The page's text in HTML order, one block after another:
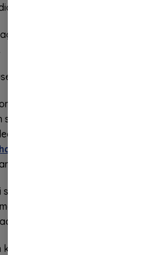
dan Kaningapictures angkat
untuk memberikan ruang
berpihak pada penyintas.
seksual adalah juga
komunitas yang mengelola
sebuah nama dari tim
perbuatan di masa lalunya.
dan untuk menghormati